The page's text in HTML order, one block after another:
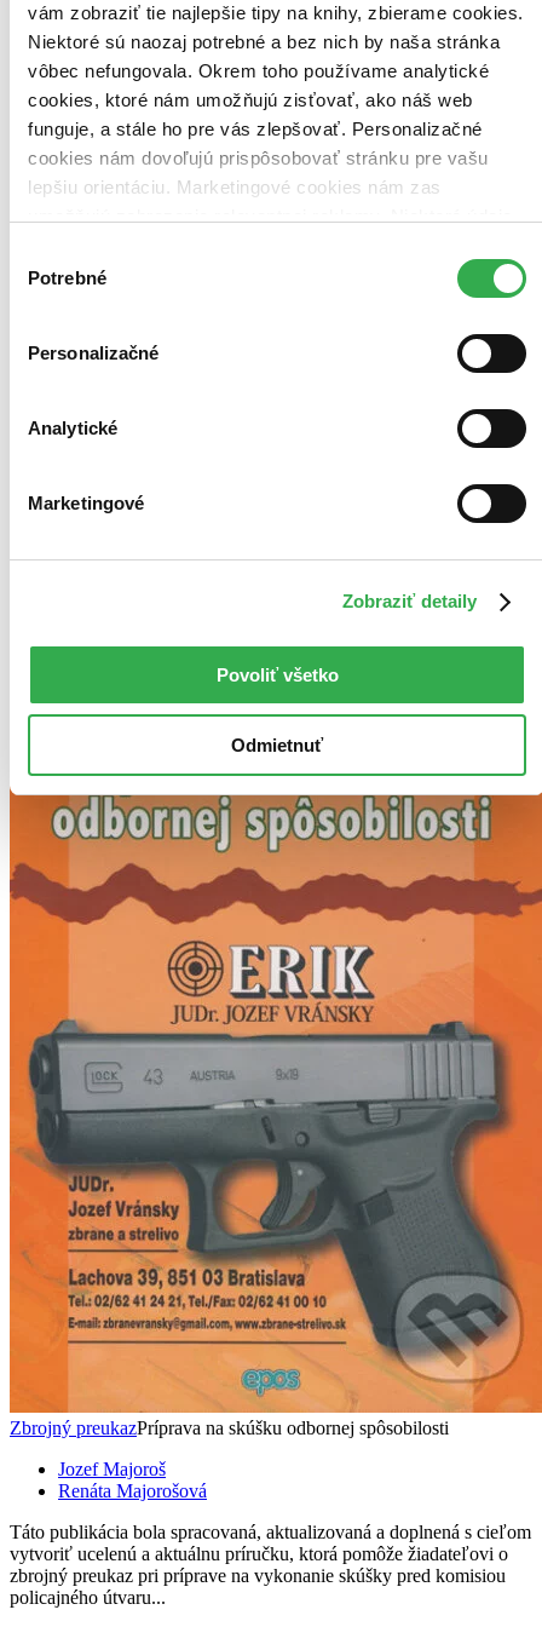
vám zobraziť tie najlepšie tipy na knihy, zbierame cookies.
Niektoré sú naozaj potrebné a bez nich by naša stránka
vôbec nefungovala. Okrem toho používame analytické
cookies, ktoré nám umožňujú zisťovať, ako náš web
funguje, a stále ho pre vás zlepšovať. Personalizačné
cookies nám dovoľujú prispôsobovať stránku pre vašu
lepšiu orientáciu. Marketingové cookies nám zas
keby sme mohli používať všetky tieto cookies. Ďakujeme!
súhlasu
Potrebné
Personalizačné
Analytické
Marketingové
Zobraziť detaily
Povoliť všetko
Odmietnuť
Zbrojný preukaz - Odborná spôsobilosť
Jozef Majoroš
Komplexná príručka pre prípravu žiadateľa o vydanie zbrojného
preukazu na vykonanie skúšky odbornej spôsobilosti pred skúšobnu
príslušnych odpovedí)...
Na sklade 2 ks
Túto knihu máme síce aktuálne na sklade, máme však už iba
Dodanie ďalších môže trvať dlhšie, zvyčajne do piatich dní.
Pridať do zoznamu
Zbrojný preukazPríprava na skúšku odbornej spôsobilosti
Jozef Majoroš
Renáta Majorošová
Táto publikácia bola spracovaná, aktualizovaná a doplnená s cieľom
vytvoriť ucelenú a aktuálnu príručku, ktorá pomôže žiadateľovi o
zbrojný preukaz pri príprave na vykonanie skúšky pred komisiou
policajného útvaru...